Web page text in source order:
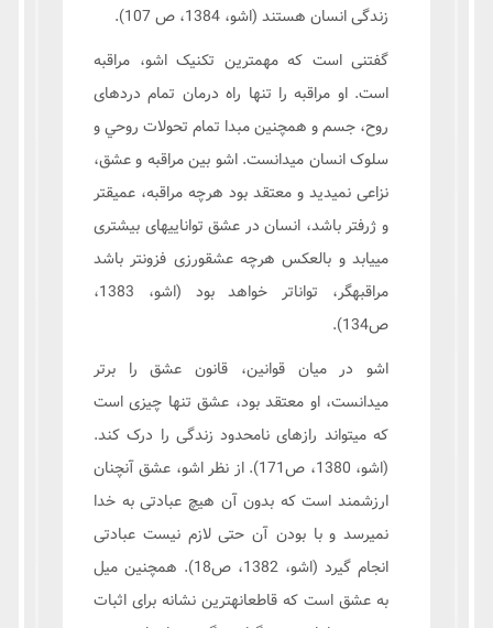
زندگی انسان هستند (اشو، 1384، ص 107).
گفتنی است که مهمترین تکنیک اشو، مراقبه
است. او مراقبه را تنها راه درمان تمام دردهای
روح، جسم و همچنین مبدا تمام تحولات روحي و
سلوک انسان میدانست. اشو بین مراقبه و عشق،
نزاعی نمیدید و معتقد بود هرچه مراقبه، عمیقتر
و ژرفتر باشد، انسان در عشق تواناییهای بیشتری
مییابد و بالعکس هرچه عشقورزی فزونتر باشد
مراقبهگر، تواناتر خواهد بود (اشو، 1383،
ص134).
اشو در میان قوانین، قانون عشق را برتر
میدانست، او معتقد بود، عشق تنها چیزی است
که میتواند رازهای نامحدود زندگی را درک کند.
(اشو، 1380، ص171). از نظر اشو، عشق آنچنان
ارزشمند است که بدون آن هیچ عبادتی به خدا
نمیرسد و با بودن آن حتی لازم نیست عبادتی
انجام گیرد (اشو، 1382، ص18). همچنین میل
به عشق است که قاطعانهترین نشانه برای اثبات